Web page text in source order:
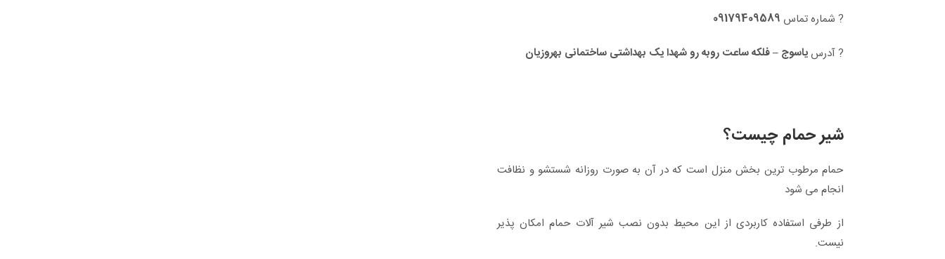
? شماره تماس 09179409589
? آدرس یاسوج – فلکه ساعت روبه رو شهدا یک بهداشتی ساختمانی بهروزیان
شیر حمام چیست؟
حمام مرطوب ترین بخش منزل است که در آن به صورت روزانه شستشو و نظافت
انجام می شود
از طرفی استفاده کاربردی از این محیط بدون نصب شیر آلات حمام امکان پذیر
نیست.